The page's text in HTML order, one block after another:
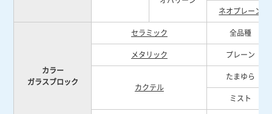
ネオプレーン
カラー
ガラスブロック
セラミック
全品種
メタリック
プレーン
カクテル
たまゆら
ミスト